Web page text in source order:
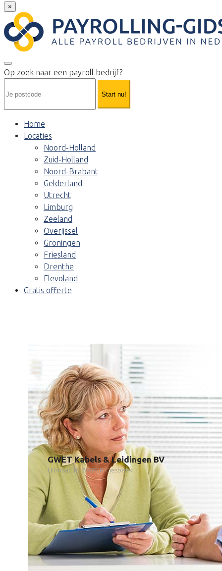
×
Op zoek naar een payroll bedrijf?
Start nu!
Home
Locaties
Noord-Holland
Zuid-Holland
Noord-Brabant
Gelderland
Utrecht
Limburg
Zeeland
Overijssel
Groningen
Friesland
Drenthe
Flevoland
Gratis offerte
GWET Kabels & Leidingen BV
Uitmaat 10, 6987ER Giesbeek